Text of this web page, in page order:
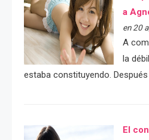
a
en 20
A
la
estaba constituyendo. Después
El